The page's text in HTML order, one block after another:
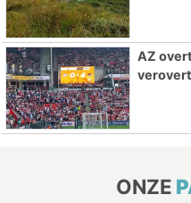
AZ
ONZE